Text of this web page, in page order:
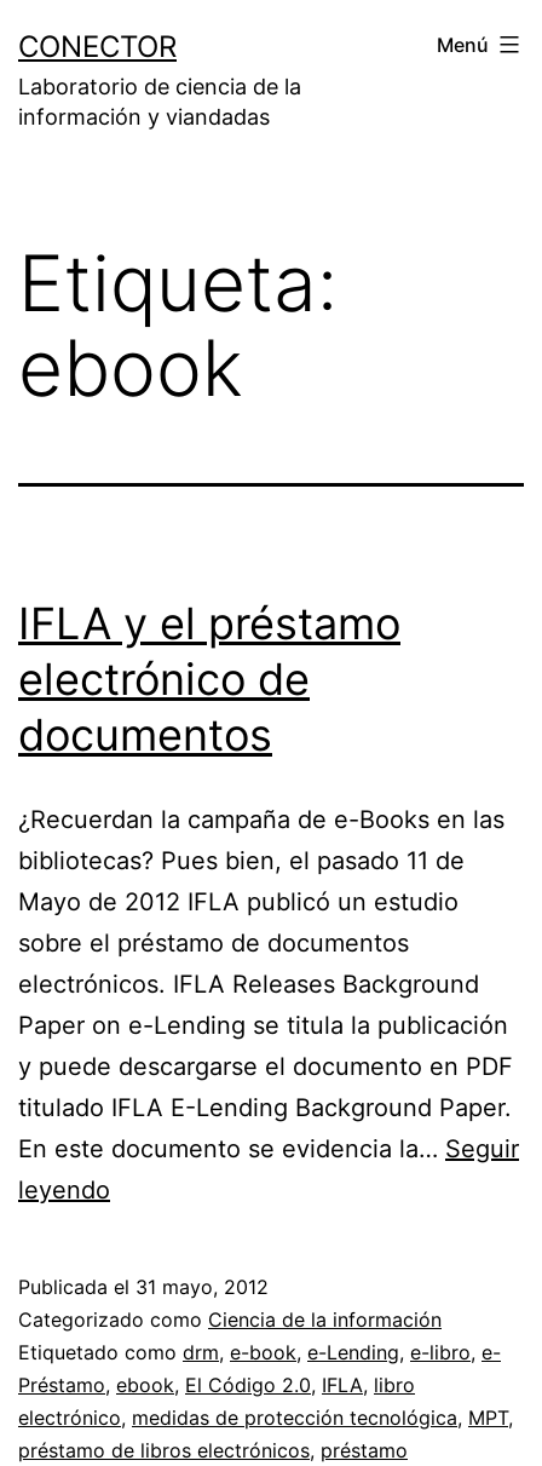
contenido
CONECTOR
Laboratorio de ciencia de la
información y viandadas
Menú
Etiqueta:
ebook
IFLA y el préstamo
electrónico de
documentos
¿Recuerdan la campaña de e-Books en las
bibliotecas? Pues bien, el pasado 11 de
Mayo de 2012 IFLA publicó un estudio
sobre el préstamo de documentos
electrónicos. IFLA Releases Background
Paper on e-Lending se titula la publicación
y puede descargarse el documento en PDF
titulado IFLA E-Lending Background Paper.
En este documento se evidencia la… Seguir
leyendo
préstamo
electrónico
de
documentos
Publicada el 31 mayo, 2012
Categorizado como Ciencia de la información
Etiquetado como drm, e-book, e-Lending, e-libro, e-
Préstamo, ebook, El Código 2.0, IFLA, libro
electrónico, medidas de protección tecnológica, MPT,
préstamo de libros electrónicos, préstamo